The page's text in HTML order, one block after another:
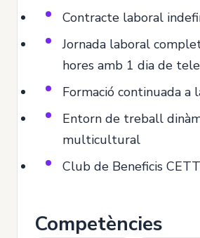
Contracte laboral
Jornada laboral
hores amb 1 dia de
Formació continuada a
Entorn de treball
multicultural
Club de Beneficis
Competències